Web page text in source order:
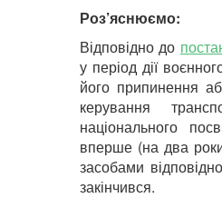
Роз’яснюємо:
Відповідно до
у період дії
його припинення
керування
національного
вперше (на два
засобами
закінчився.